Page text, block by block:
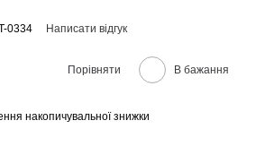
0334 Написати відгук
Порівняти В бажання
накопичувальної знижки